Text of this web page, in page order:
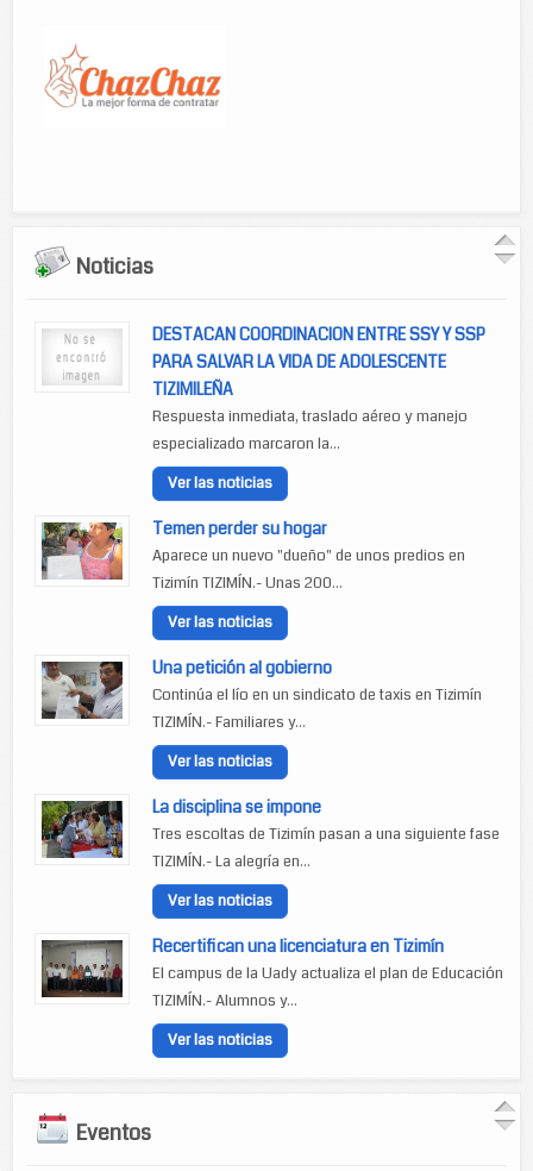
Noticias
DESTACAN COORDINACION ENTRE SSY Y SSP
PARA SALVAR LA VIDA DE ADOLESCENTE
TIZIMILEÑA
Respuesta inmediata, traslado aéreo y manejo
especializado marcaron la...
Ver las noticias
Temen perder su hogar
Aparece un nuevo "dueño" de unos predios en
Tizimín TIZIMÍN.- Unas 200...
Ver las noticias
Una petición al gobierno
Continúa el lío en un sindicato de taxis en Tizimín
TIZIMÍN.- Familiares y...
Ver las noticias
La disciplina se impone
Tres escoltas de Tizimín pasan a una siguiente fase
TIZIMÍN.- La alegría en...
Ver las noticias
Recertifican una licenciatura en Tizimín
El campus de la Uady actualiza el plan de Educación
TIZIMÍN.- Alumnos y...
Ver las noticias
Eventos